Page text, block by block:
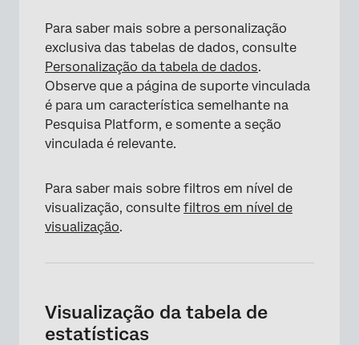
×
Para saber mais sobre a personalização
exclusiva das tabelas de dados, consulte
Personalização da tabela de dados.
Observe que a página de suporte vinculada
é para um característica semelhante na
Pesquisa Platform, e somente a seção
vinculada é relevante.
Para saber mais sobre filtros em nível de
visualização, consulte filtros em nível de
visualização.
Visualização da tabela de
estatísticas